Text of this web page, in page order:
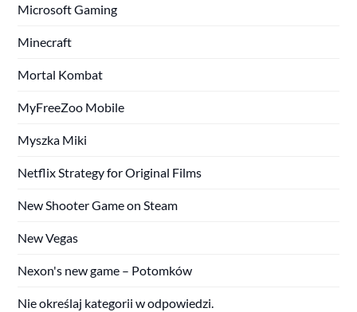
Microsoft Gaming
Minecraft
Mortal Kombat
MyFreeZoo Mobile
Myszka Miki
Netflix Strategy for Original Films
New Shooter Game on Steam
New Vegas
Nexon's new game – Potomków
Nie określaj kategorii w odpowiedzi.